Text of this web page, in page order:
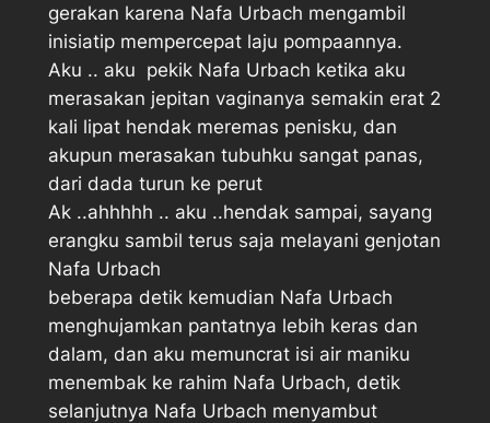
gerakan karena Nafa Urbach mengambil
inisiatip mempercepat laju pompaannya.
Aku .. aku  pekik Nafa Urbach ketika aku
merasakan jepitan vaginanya semakin erat 2
kali lipat hendak meremas penisku, dan
akupun merasakan tubuhku sangat panas,
dari dada turun ke perut
Ak ..ahhhhh .. aku ..hendak sampai, sayang 
erangku sambil terus saja melayani genjotan
Nafa Urbach
beberapa detik kemudian Nafa Urbach
menghujamkan pantatnya lebih keras dan
dalam, dan aku memuncrat isi air maniku
menembak ke rahim Nafa Urbach, detik
selanjutnya Nafa Urbach menyambut